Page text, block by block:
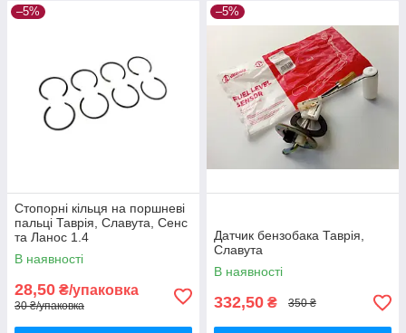
–5%
Стопорні кільця на поршневі
пальці Таврія, Славута, Сенс
та Ланос 1.4
В наявності
28,50 ₴/упаковка
30 ₴/упаковка
–5%
Датчик бензобака Таврія,
Славута
В наявності
332,50 ₴ 350 ₴